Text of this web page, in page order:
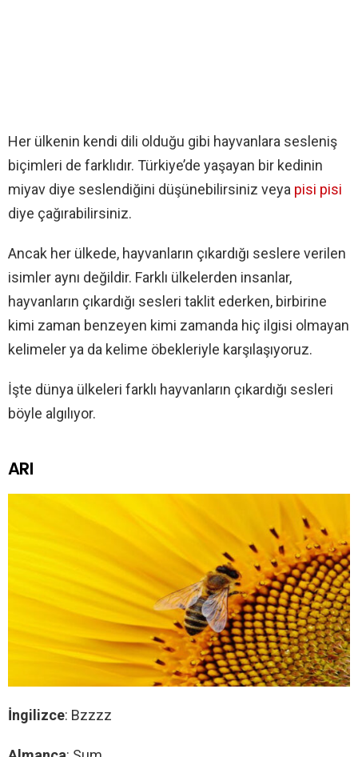
Her ülkenin kendi dili olduğu gibi hayvanlara sesleniş
biçimleri de farklıdır. Türkiye’de yaşayan bir kedinin
miyav diye seslendiğini düşünebilirsiniz veya pisi pisi
diye çağırabilirsiniz.
Ancak her ülkede, hayvanların çıkardığı seslere verilen
isimler aynı değildir. Farklı ülkelerden insanlar,
hayvanların çıkardığı sesleri taklit ederken, birbirine
kimi zaman benzeyen kimi zamanda hiç ilgisi olmayan
kelimeler ya da kelime öbekleriyle karşılaşıyoruz.
İşte dünya ülkeleri farklı hayvanların çıkardığı sesleri
böyle algılıyor.
ARI
İngilizce: Bzzzz